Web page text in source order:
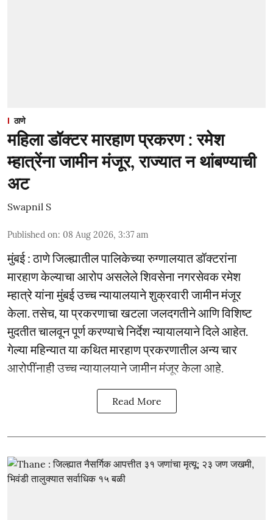
ठाणे
महिला डॉक्टर मारहाण प्रकरण : रमेश
म्हात्रेंना जामीन मंजूर, राज्यात न थांबण्याची
अट
Swapnil S
Published on: 08 Aug 2026, 3:37 am
मुंबई : ठाणे जिल्ह्यातील पालिकेच्या रुग्णालयात डॉक्टरांना
मारहाण केल्याचा आरोप असलेले शिवसेना नगरसेवक रमेश
म्हात्रे यांना मुंबई उच्च न्यायालयाने शुक्रवारी जामीन मंजूर
केला. तसेच, या प्रकरणाचा खटला जलदगतीने आणि विशिष्ट
मुदतीत चालवून पूर्ण करण्याचे निर्देश न्यायालयाने दिले आहेत.
गेल्या महिन्यात या कथित मारहाण प्रकरणातील अन्य चार
आरोपींनाही उच्च न्यायालयाने जामीन मंजूर केला आहे.
Read More